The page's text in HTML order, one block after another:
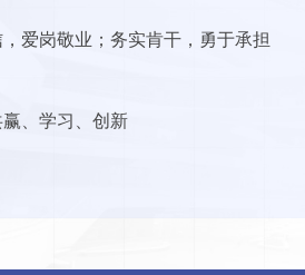
爱岗敬业；务实肯干，勇于承担
、学习、创新